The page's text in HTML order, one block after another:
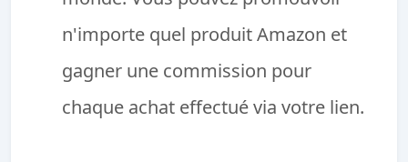
n'importe quel produit Amazon et
gagner une commission pour
chaque achat effectué via votre lien.